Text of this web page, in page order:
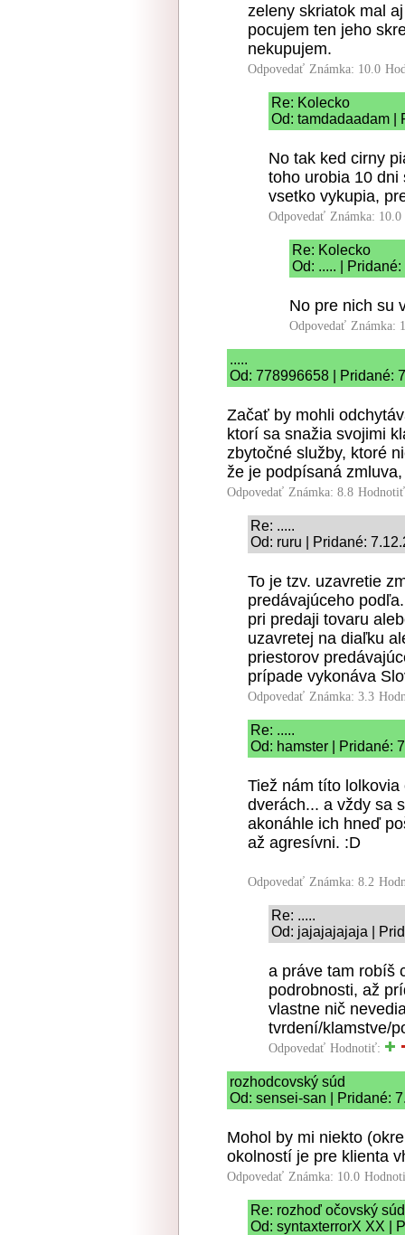
zeleny skriatok mal
pocujem ten jeho
nekupujem.
Odpovedať Známka: 10.0
Re: Kolecko
Od: tamdadaadam |
No tak ked cirny
toho urobia 10 dni
vsetko vykupia,
Odpovedať Známka: 10.0
Re: Kolecko
Od: ..... |
No pre nich su
Odpovedať Známka:
.....
Od: 778996658 | Pridané:
Začať by mohli
ktorí sa snažia svojimi
zbytočné služby, ktoré
že je podpísaná
Odpovedať Známka: 8.8
Re: .....
Od: ruru | Pridané:
To je tzv. uzavretie
predávajúceho
pri predaji tovaru
uzavretej na diaľku
priestorov
prípade vykonáva
Odpovedať Známka: 3.3
Re: .....
Od: hamster | Pridané:
Tiež nám títo
dverách... a vždy sa
akonáhle ich hneď
až agresívni. :D
Odpovedať Známka: 8.2
Re: .....
Od: jajajajajaja |
a práve tam robíš
podrobnosti, až
vlastne nič
tvrdení/klamstve/
Odpovedať Hodnotiť:
rozhodcovský súd
Od: sensei-san | Pridané:
Mohol by mi niekto
okolností je pre klienta
Odpovedať Známka: 10.0
Re: rozhoď očovský súd
Od: syntaxterrorX XX |